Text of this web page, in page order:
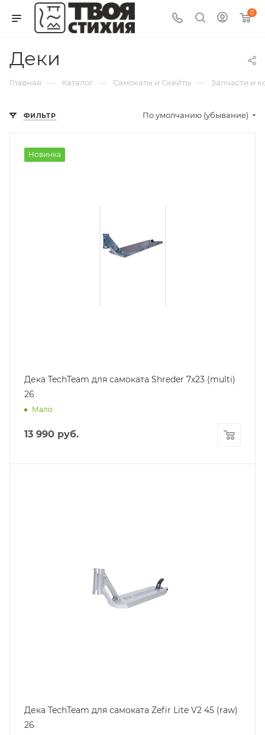
0
Деки
Главная — Каталог — Самокаты и Скейты — Запчасти и
ФИЛЬТР По умолчанию (убывание)
Новинка
Дека TechTeam для самоката Shreder 7x23 (multi)
26
Мало
13 990 руб.
Дека TechTeam для самоката Zefir Lite V2 45 (raw)
26